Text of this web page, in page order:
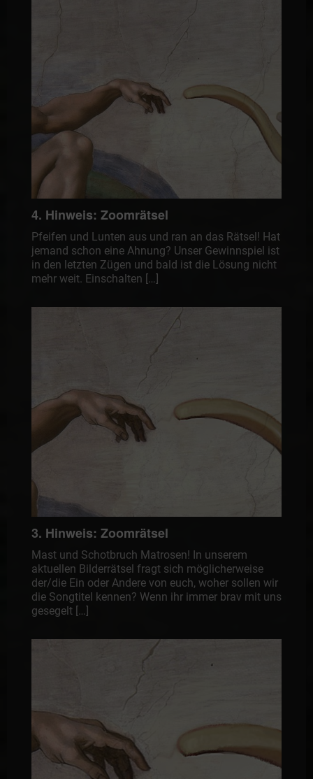
4. Hinweis: Zoomrätsel
Pfeifen und Lunten aus und ran an das Rätsel! Hat
jemand schon eine Ahnung? Unser Gewinnspiel ist
in den letzten Zügen und bald ist die Lösung nicht
mehr weit. Einschalten […]
3. Hinweis: Zoomrätsel
Mast und Schotbruch Matrosen! In unserem
aktuellen Bilderrätsel fragt sich möglicherweise
der/die Ein oder Andere von euch, woher sollen wir
die Songtitel kennen? Wenn ihr immer brav mit uns
gesegelt […]